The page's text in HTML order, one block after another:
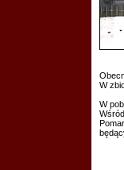
W
W